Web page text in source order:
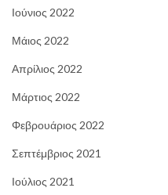
Ιούνιος 2022
Μάιος 2022
Απρίλιος 2022
Μάρτιος 2022
Φεβρουάριος 2022
Σεπτέμβριος 2021
Ιούλιος 2021